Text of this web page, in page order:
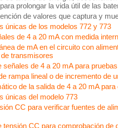
prolongar la vida útil de las
de valores que captura y
únicas de los modelos 772 y 773
de 4 a 20 mA con medida
de mA en el circuito con
transmisores
señales de 4 a 20 mA para
rampa lineal o de incremento de
de la salida de 4 a 20 mA
únicas del modelo 773
CC para verificar fuentes de
tensión CC para comprobación de